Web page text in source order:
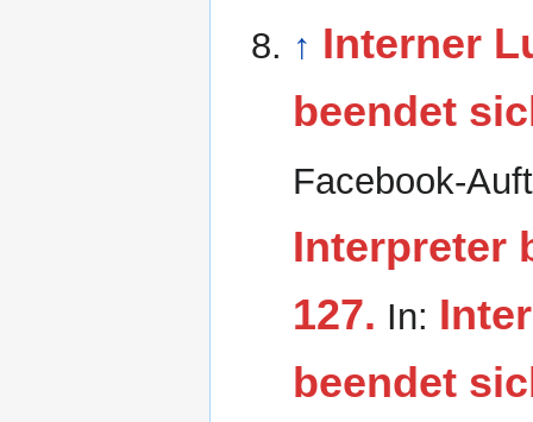
↑ Interner
beendet
Facebook-
Interpreter
127. In:
beendet